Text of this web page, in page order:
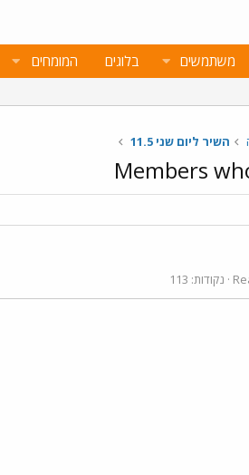
משתמשים בלוגים המומחים
השיר ליום שני 11.5
Members
נקודות 113